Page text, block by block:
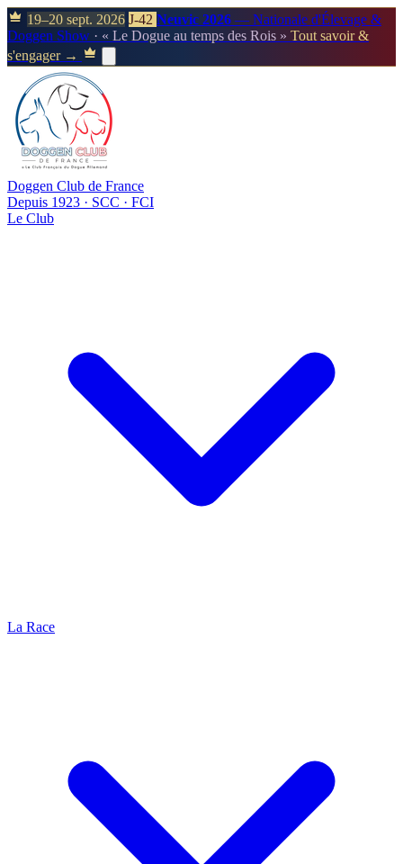
19–20 sept. 2026 J-42 Neuvic 2026 — Nationale d'Élevage &
Doggen Show · « Le Dogue au temps des Rois » Tout savoir &
s'engager →
Doggen Club de France
Depuis 1923 · SCC · FCI
Le Club
La Race